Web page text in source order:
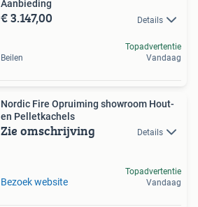
Aanbieding
€ 3.147,00 Details
Beilen
Topadvertentie
Vandaag
Nordic Fire Opruiming showroom Hout-
en Pelletkachels
Zie omschrijving Details
Bezoek website
Topadvertentie
Vandaag